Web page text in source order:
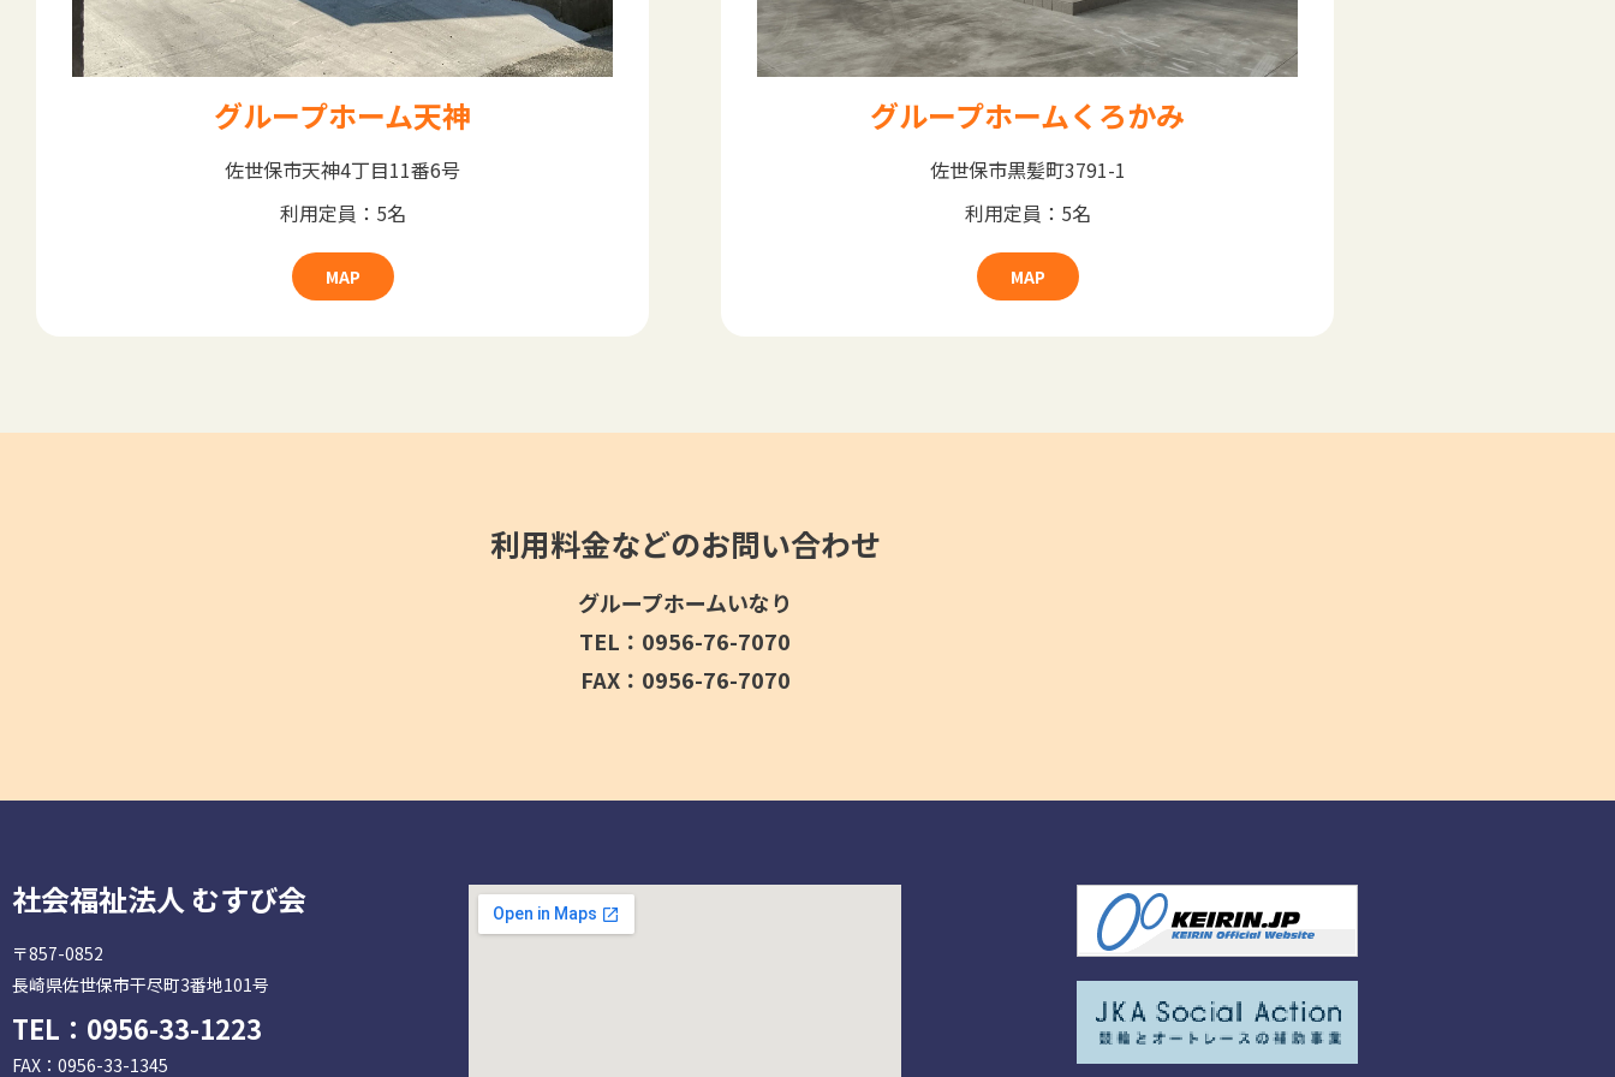
グループホーム天神
佐世保市天神4丁目11番6号
利用定員：5名
MAP
グループホームくろかみ
佐世保市黒髪町3791-1
利用定員：5名
MAP
利用料金などのお問い合わせ
グループホームいなり
TEL：0956-76-7070
FAX：0956-76-7070
社会福祉法人 むすび会
〒857-0852
長崎県佐世保市干尽町3番地101号
TEL： 0956-33-1223
FAX：0956-33-1345